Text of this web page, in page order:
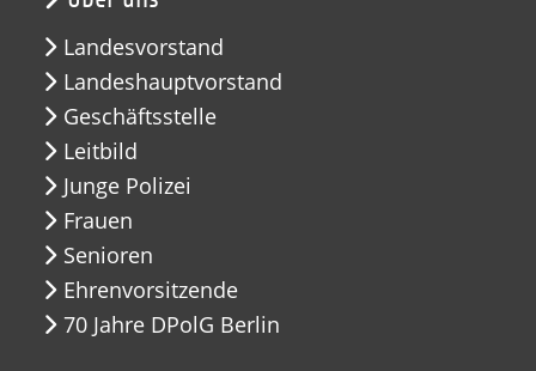
Landesvorstand
Landeshauptvorstand
Geschäftsstelle
Leitbild
Junge Polizei
Frauen
Senioren
Ehrenvorsitzende
70 Jahre DPolG Berlin